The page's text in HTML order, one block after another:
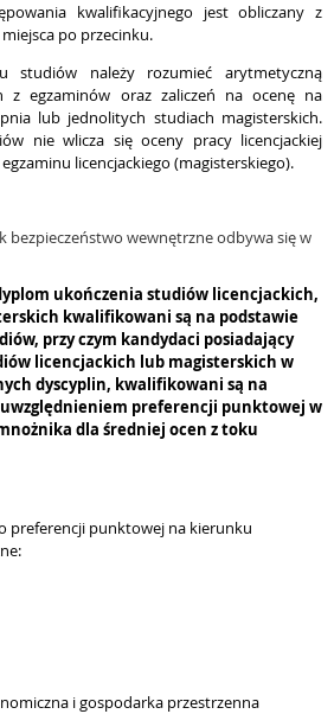
kwalifikacyjnego jest obliczany z
po przecinku.
należy rozumieć arytmetyczną
z egzaminów oraz zaliczeń na ocenę na
lub jednolitych studiach magisterskich.
nie wlicza się oceny pracy licencjackiej
licencjackiego (magisterskiego).
bezpieczeństwo wewnętrzne odbywa się w
ukończenia studiów licencjackich,
kwalifikowani są na podstawie
przy czym kandydaci posiadający
licencjackich lub magisterskich w
dyscyplin, kwalifikowani są na
preferencji punktowej w
dla średniej ocen z toku
preferencji punktowej na kierunku
i gospodarka przestrzenna